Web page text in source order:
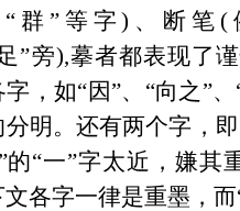
“ 群 ”等字)、断笔(
”旁),摹者都表现了
字，如“因”、 “向之”、
明。还有两个字，即
的“一”字太近，嫌其
各字一律是重墨，而